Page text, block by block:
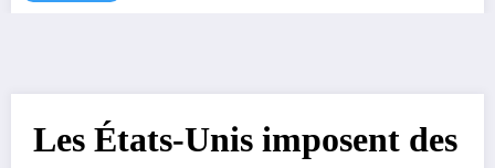
Les États-Unis imposent des